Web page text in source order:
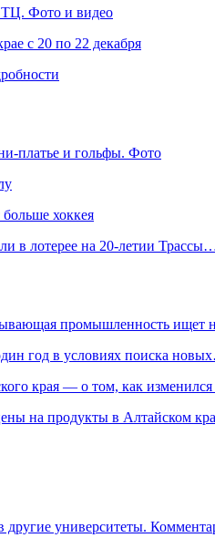
ТЦ. Фото и видео
с 20 по 22 декабря
платье и гольфы. Фото
хоккея
в лотерее на 20-летии
промышленность ищет
год в условиях поиска
края — о том, как
на продукты в Алтайском
другие университеты.